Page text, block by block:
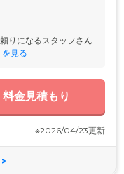
しいただけます。
りになるスタッフさん
を見る
料金見積もり
※2026/04/23更新